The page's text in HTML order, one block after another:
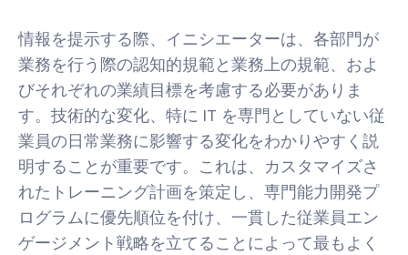
情報を提示する際、イニシエーターは、各部門が
業務を行う際の認知的規範と業務上の規範、およ
びそれぞれの業績目標を考慮する必要がありま
す。技術的な変化、特に IT を専門としていない従
業員の日常業務に影響する変化をわかりやすく説
明することが重要です。これは、カスタマイズさ
れたトレーニング計画を策定し、専門能力開発プ
ログラムに優先順位を付け、一貫した従業員エン
ゲージメント戦略を立てることによって最もよく